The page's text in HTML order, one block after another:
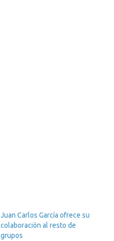
Juan Carlos García ofrece su
colaboración al resto de
grupos